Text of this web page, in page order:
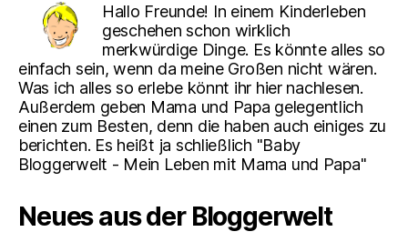
Hallo Freunde! In einem Kinderleben
geschehen schon wirklich
merkwürdige Dinge. Es könnte alles so
einfach sein, wenn da meine Großen nicht wären.
Was ich alles so erlebe könnt ihr hier nachlesen.
Außerdem geben Mama und Papa gelegentlich
einen zum Besten, denn die haben auch einiges zu
berichten. Es heißt ja schließlich "Baby
Bloggerwelt - Mein Leben mit Mama und Papa"
Neues aus der Bloggerwelt